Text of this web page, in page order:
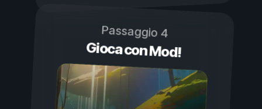
Passaggio 4
Gioca con Mod!